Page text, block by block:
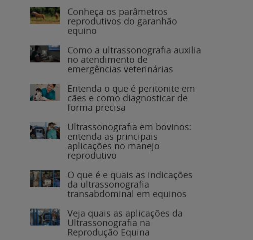
Conheça os parâmetros
reprodutivos do garanhão
equino
Como a ultrassonografia auxilia
no atendimento de
emergências veterinárias
Entenda o que é peritonite em
cães e como diagnosticar de
forma precisa
Ultrassonografia em bovinos:
entenda as principais
aplicações no manejo
reprodutivo
O que é e quais as indicações
da ultrassonografia
transabdominal em equinos
Veja quais as aplicações da
Ultrassonografia na
Reprodução Equina